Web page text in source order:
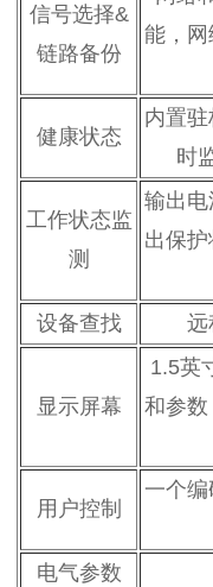
信号选择&
链路备份
能，
健康状态
内置
时
工作状态监
测
输出
出保
设备查找
远
显示屏幕
1.5英
和参
用户控制
一个编
电气参数